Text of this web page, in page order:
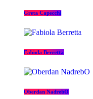
Greta Capecchi
Fabiola Berretta
Oberdan NadrebO